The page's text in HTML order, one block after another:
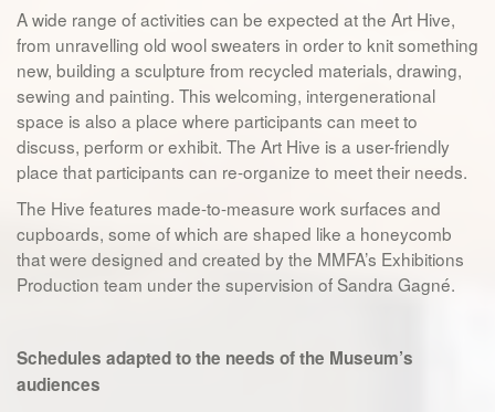
A wide range of activities can be expected at the Art Hive,
from unravelling old wool sweaters in order to knit something
new, building a sculpture from recycled materials, drawing,
sewing and painting. This welcoming, intergenerational
space is also a place where participants can meet to
discuss, perform or exhibit. The Art Hive is a user-friendly
place that participants can re-organize to meet their needs.
The Hive features made-to-measure work surfaces and
cupboards, some of which are shaped like a honeycomb
that were designed and created by the MMFA’s Exhibitions
Production team under the supervision of Sandra Gagné.
Schedules adapted to the needs of the Museum’s
audiences